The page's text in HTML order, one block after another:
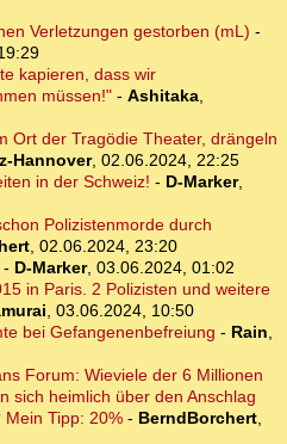
Verletzungen gestorben (mL) -
kapieren, dass wir
müssen!" - Ashitaka,
Ort der Tragödie Theater, drängeln
Hannover, 02.06.2024, 22:25
in der Schweiz! - D-Marker,
Polizistenmorde durch
, 02.06.2024, 23:20
- D-Marker, 03.06.2024, 01:02
in Paris. 2 Polizisten und weitere
, 03.06.2024, 10:50
bei Gefangenenbefreiung - Rain,
Forum: Wieviele der 6 Millionen
sich heimlich über den Anschlag
Tipp: 20% - BerndBorchert,